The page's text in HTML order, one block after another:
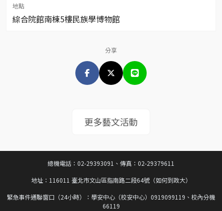
地點
綜合院館南棟5樓民族學博物館
分享
更多藝文活動
總機電話：02-29393091、傳真：02-29379611
地址：116011 臺北市文山區指南路二段64號（如何到政大）
緊急事件通聯窗口（24小時）：學安中心（校安中心）0919099119、校內分機
66119